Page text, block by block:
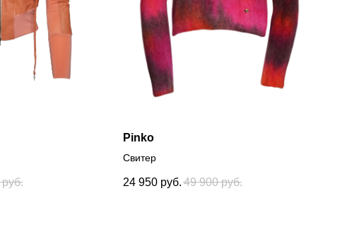
руб.
Pinko
Свитер
24 950 руб. 49 900 руб.